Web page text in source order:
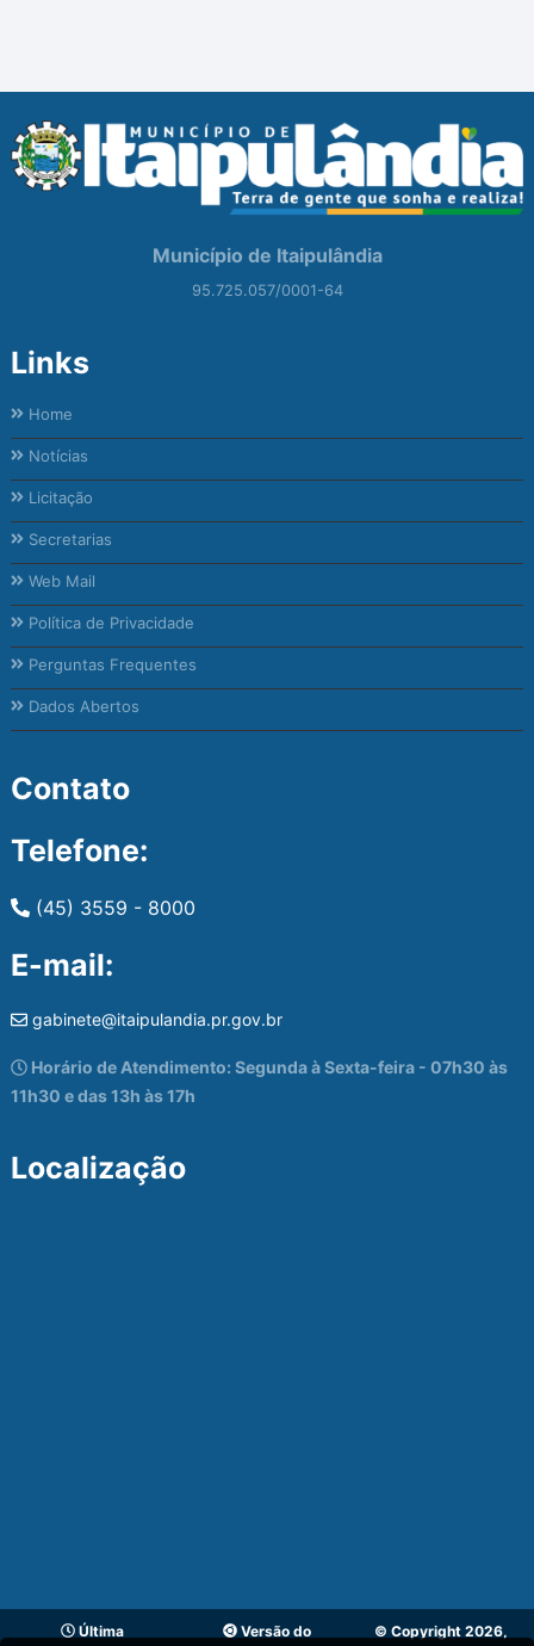
Município de Itaipulândia
95.725.057/0001-64
Links
Home
Notícias
Licitação
Secretarias
Web Mail
Política de Privacidade
Perguntas Frequentes
Dados Abertos
Contato
Telefone:
(45) 3559 - 8000
E-mail:
gabinete@itaipulandia.pr.gov.br
Horário de Atendimento: Segunda à Sexta-feira - 07h30 às
11h30 e das 13h às 17h
Localização
Última Versão do © Copyright 2026,